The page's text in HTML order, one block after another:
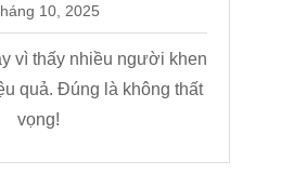
10, 2025
vì thấy nhiều người khen
quả. Đúng là không thất
vọng!